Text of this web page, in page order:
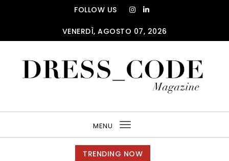
FOLLOW US
VENERDÌ, AGOSTO 07, 2026
MENU
Toggle
navigation
TRENDING NOW